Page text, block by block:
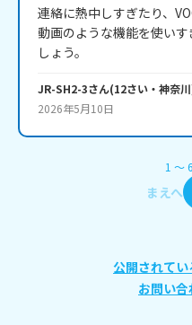
連絡に熱中しすぎたり、
動画のような機能を使い
しょう。
JR-SH2-3さん(12さい・ 神奈川
2026年5月10日
1 〜6
まえへ
公開されて
お問い